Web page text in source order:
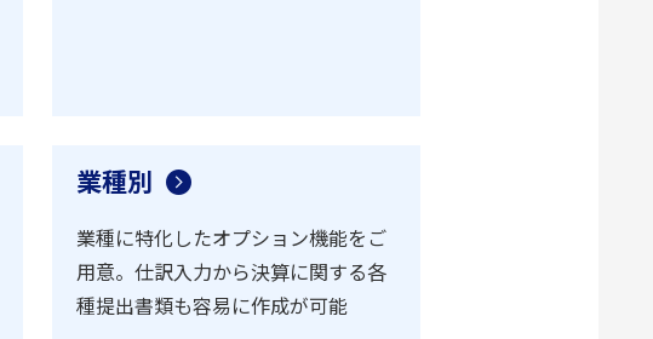
業種別
業種に特化したオプション機能をご
用意。仕訳入力から決算に関する各
種提出書類も容易に作成が可能